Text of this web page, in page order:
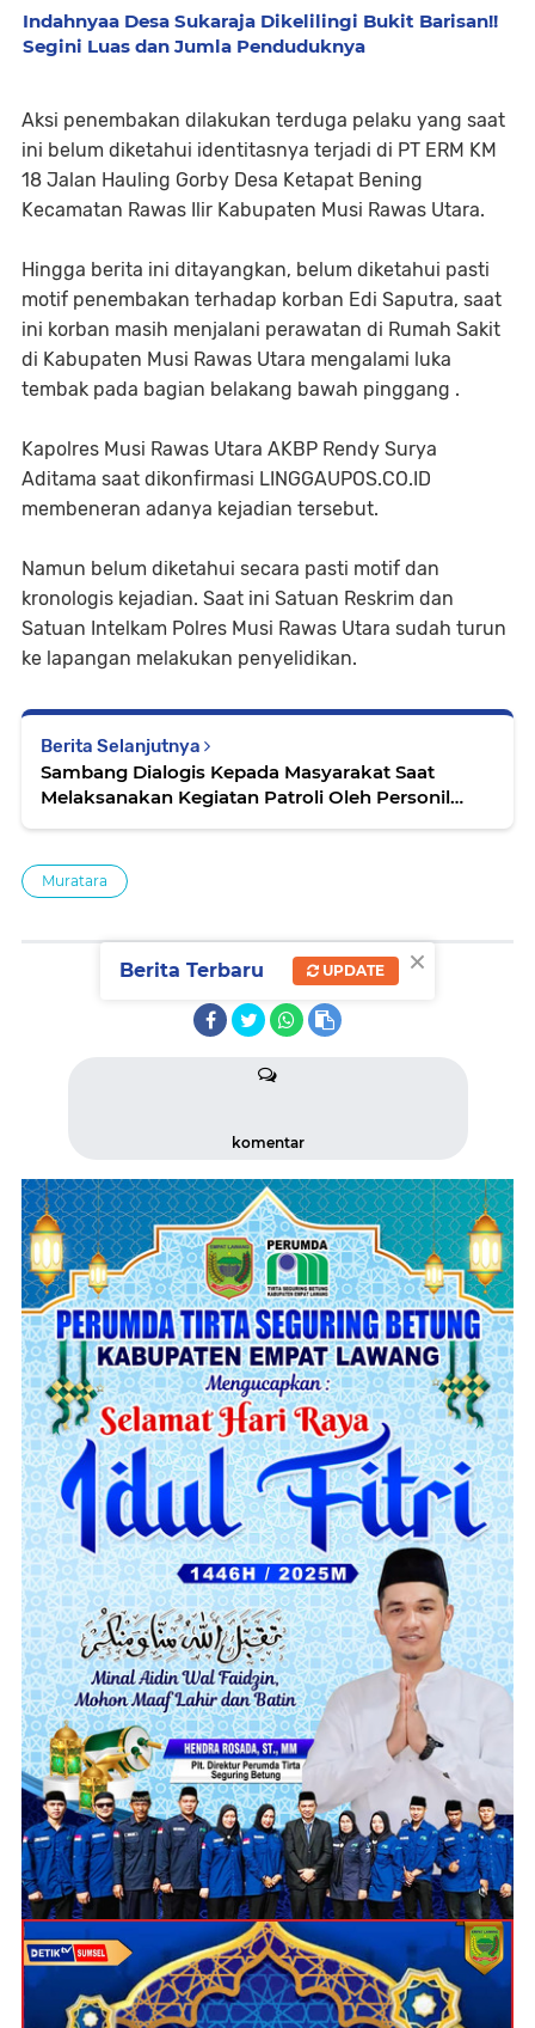
Indahnyaa Desa Sukaraja Dikelilingi Bukit Barisan!!
Segini Luas dan Jumla Penduduknya
Aksi penembakan dilakukan terduga pelaku yang saat
ini belum diketahui identitasnya terjadi di PT ERM KM
18 Jalan Hauling Gorby Desa Ketapat Bening
Kecamatan Rawas Ilir Kabupaten Musi Rawas Utara.
Hingga berita ini ditayangkan, belum diketahui pasti
motif penembakan terhadap korban Edi Saputra, saat
ini korban masih menjalani perawatan di Rumah Sakit
di Kabupaten Musi Rawas Utara mengalami luka
tembak pada bagian belakang bawah pinggang .
Kapolres Musi Rawas Utara AKBP Rendy Surya
Aditama saat dikonfirmasi LINGGAUPOS.CO.ID
membeneran adanya kejadian tersebut.
Namun belum diketahui secara pasti motif dan
kronologis kejadian. Saat ini Satuan Reskrim dan
Satuan Intelkam Polres Musi Rawas Utara sudah turun
ke lapangan melakukan penyelidikan.
Berita Selanjutnya
Sambang Dialogis Kepada Masyarakat Saat
Melaksanakan Kegiatan Patroli Oleh Personil
Muratara
BAGIKAN BERITA INI
komentar
×
Berita Terbaru UPDATE